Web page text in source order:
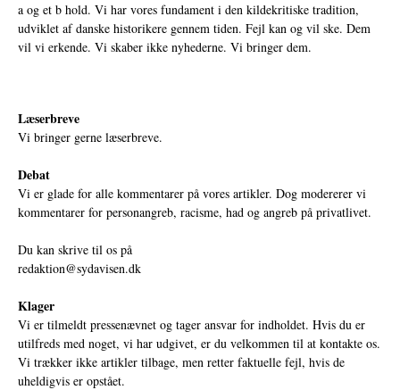
a og et b hold. Vi har vores fundament i den kildekritiske tradition,
udviklet af danske historikere gennem tiden. Fejl kan og vil ske. Dem
vil vi erkende. Vi skaber ikke nyhederne. Vi bringer dem.
Læserbreve
Vi bringer gerne læserbreve.
Debat
Vi er glade for alle kommentarer på vores artikler. Dog modererer vi
kommentarer for personangreb, racisme, had og angreb på privatlivet.
Du kan skrive til os på
redaktion@sydavisen.dk
Klager
Vi er tilmeldt pressenævnet og tager ansvar for indholdet. Hvis du er
utilfreds med noget, vi har udgivet, er du velkommen til at kontakte os.
Vi trækker ikke artikler tilbage, men retter faktuelle fejl, hvis de
uheldigvis er opstået.